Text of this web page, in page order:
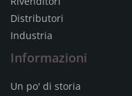
Distributori
Industria
Informazioni
Un po' di storia